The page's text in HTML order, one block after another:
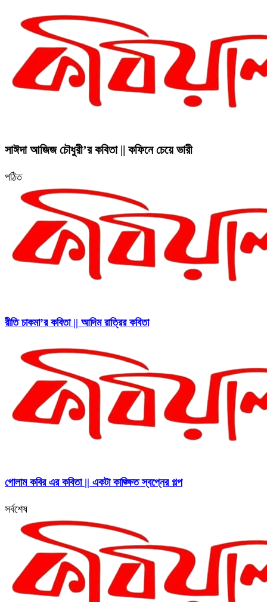
সাঈদা আজিজ চৌধুরী’র কবিতা || কফিনে চেয়ে ভারী
পঠিত
রীতি চাকমা’র কবিতা || আদিম রাত্রির কবিতা
গোলাম কবির এর কবিতা || একটা কাঙ্ক্ষিত স্বপ্নের গল্প
সর্বশেষ